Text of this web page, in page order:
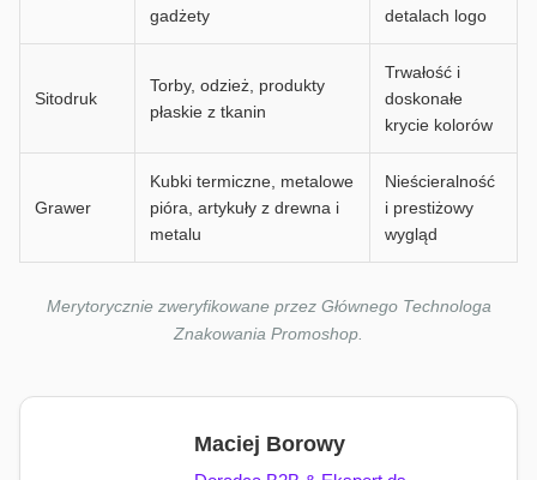
gadżety
detalach logo
Sitodruk
Torby, odzież, produkty
płaskie z tkanin
Trwałość i
doskonałe
krycie kolorów
Grawer
Kubki termiczne, metalowe
pióra, artykuły z drewna i
metalu
Nieścieralność
i prestiżowy
wygląd
Merytorycznie zweryfikowane przez Głównego Technologa
Znakowania Promoshop.
Maciej Borowy